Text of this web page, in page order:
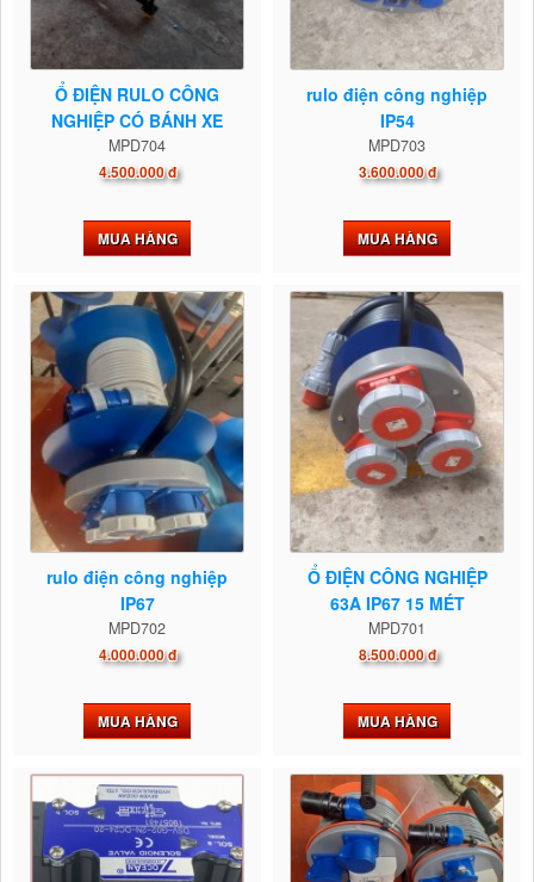
Ổ ĐIỆN RULO CÔNG
NGHIỆP CÓ BÁNH XE
LƯU...
MPD704
4.500.000 đ
MUA HÀNG
rulo điện công nghiệp
IP54
MPD703
3.600.000 đ
MUA HÀNG
rulo điện công nghiệp
IP67
MPD702
4.000.000 đ
MUA HÀNG
Ổ ĐIỆN CÔNG NGHIỆP
63A IP67 15 MÉT
MPD701
8.500.000 đ
MUA HÀNG